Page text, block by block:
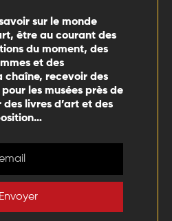
sur le monde
être au courant des
du moment, des
et des
chaîne, recevoir des
les musées près de
livres d’art et des
Envoyer